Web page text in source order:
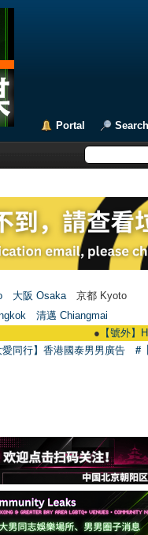
Portal Search
大阪 Osaka 京都 Kyoto
清邁 Chiangmai
【號外】
愛同行】香港國泰男男廣告 #